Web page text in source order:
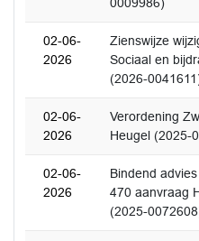
02-06-
2026
Zienswijze
Sociaal en
(2026-
02-06-
2026
Verordening
Heugel (2025-
02-06-
2026
Bindend
470 aanvraag
(2025-